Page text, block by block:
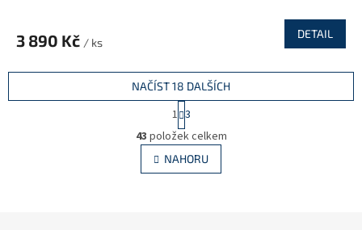
3 890 Kč / ks
DETAIL
O
v
l
á
NAČÍST 18 DALŠÍCH
S
t
r
á
n
k
1 3
43 položek celkem
NAHORU